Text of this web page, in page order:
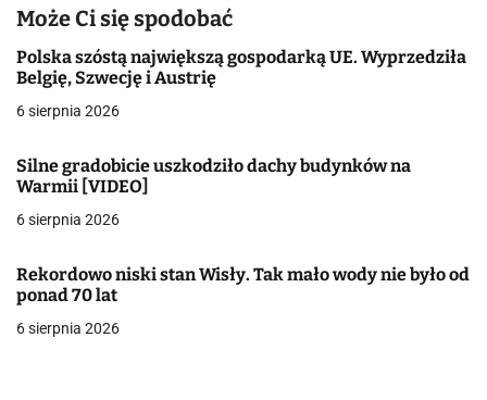
a
c
j
w
p
i
s
Może Ci się spodobać
Polska szóstą największą gospodarką UE. Wyprzedziła
Belgię, Szwecję i Austrię
6 sierpnia 2026
Silne gradobicie uszkodziło dachy budynków na
Warmii [VIDEO]
6 sierpnia 2026
Rekordowo niski stan Wisły. Tak mało wody nie było od
ponad 70 lat
6 sierpnia 2026